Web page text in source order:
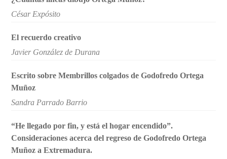
César Expósito
El recuerdo creativo
Javier González de Durana
Escrito sobre Membrillos colgados de Godofredo Ortega
Muñoz
Sandra Parrado Barrio
“He llegado por fin, y está el hogar encendido”.
Consideraciones acerca del regreso de Godofredo Ortega
Muñoz a Extremadura.